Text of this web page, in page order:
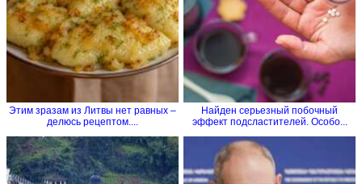
Этим зразам из Литвы нет равных –
делюсь рецептом....
Найден серьезный побочный
эффект подсластителей. Особо...